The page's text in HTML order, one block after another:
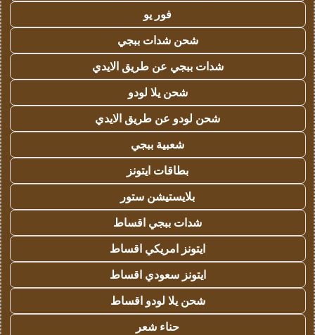
فور يو
شحن شدات ببجي
شدات ببجي عن طريق الايدي
شحن يلا لودو
شحن لودو عن طريق الايدي
شعبية ببجي
بطاقات ايتونز
بلايستيشن ستور
شدات ببجي اقساط
ايتونز امريكي اقساط
ايتونز سعودي اقساط
شحن يلا لودو اقساط
حناء شعر